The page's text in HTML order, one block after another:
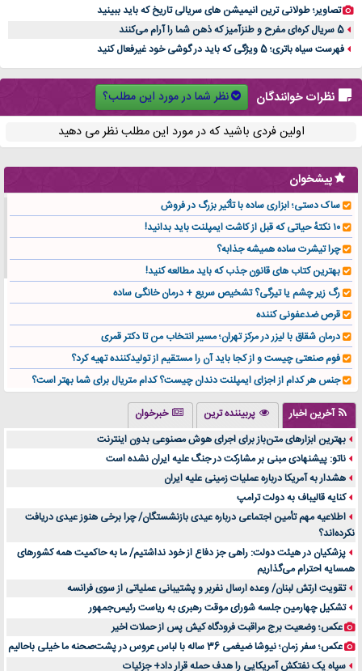
تصاویر؛ طولانی ترین انیمیشن های سریالی تاریخ که باید ببینید
5 سریال کره‌ای مفرح و طنزآمیز که ذهن شما را آرام می‌کنند
فهرست سیاه باتری؛ 5 ویژگی که باید در گوشی خود غیرفعال کنید
نظرات خوانندگان
نظر شما در مورد این مطلب؟
اولین فردی باشید که در مورد این مطلب نظر می دهید
پیشخوان
ساک دستی؛ ابزاری ساده با تأثیر بزرگ در فروش
۱۰ نکتهٔ حیاتی که قبل از کاشت ایمپلنت باید بدانید!
چرا تیشرت ساده همیشه جذابه؟
بهترین کتاب های قانون جذب که باید مطالعه کنید!
رگ زیر چشم یا تیرگی؟ تشخیص سریع + درمان خانگی ساده
قرص ضدعفونی کننده
درمان شقاق با لیزر در مرکز تهران؛ مسیر انتخاب من تا دکتر قمری
فوم صنعتی چیست و از کجا باید آن را مستقیم از تولیدکننده تهیه کرد؟
جنس هر کدام از اجزای ایمپلنت دندان چیست؟ کدام متریال برای شما بهتر است؟
تولید لیوان کاغذی یک کسب‌ و کار پر سود و رو‌ به‌ رشد در بازار ایران
درد زانو بعد از تمرین با تردمیل؟ شاید مشکل از این انتخاب باشد
آینده موسیقی هم‌اکنون در اینجاست
بهترین راه تبلیغات کلینیک زیبایی و افزایش مشتری کدام است؟
مقایسه قالب آسترا با وودمارت و فلت‌سام (فارسی)
خرید سمعک کارکرده یا دست دوم | نکات مهم قبل از تصمیم‌گیری
خرید و فروش قطعات سرور دست دوم در ماهان شبکه ایرانیان
اهمیت انتخاب بهترین وکیل در سعادت آباد برای پرونده‌های حساس و کلان
لیفتراک صفر؛ راهنمای جامع خرید، قیمت و فروش در ایران
راهنمای جامع بهترین کفش ورزشی برای دویدن و استفاده روزمره | بررسی ۱۲ مدل برتر
آخرین اخبار پربیننده ترین
خبرخوان
بهترین ابزارهای متن‌باز برای اجرای هوش مصنوعی بدون اینترنت
ناتو: پیشنهادی مبنی بر مشارکت در جنگ علیه ایران نشده است
هشدار به آمریکا درباره عملیات زمینی علیه ایران
کنایه قالیباف به دولت ترامپ
اطلاعیه مهم تأمین اجتماعی درباره عیدی بازنشستگان/ چرا برخی هنوز عیدی دریافت
نکرده‌اند؟
پزشکیان در هیئت دولت: راهی جز دفاع از خود نداشتیم/ ما به حاکمیت همه کشورهای
همسایه احترام می‌گذاریم
تقویت ارتش لبنان/ وعده ارسال نفربر و پشتیبانی عملیاتی از سوی فرانسه
تشکیل چهارمین جلسه شورای موقت رهبری به ریاست رئیس‌جمهور
عکس؛ وضعیت برج مراقبت فرودگاه کیش پس از حملات اخیر
عکس؛ سفر زمان؛ نیوشا ضیغمی 36 ساله با لباس عروس در پشت‌صحنه ما خیلی باحالیم
سپاه یک نفتکش آمریکایی را هدف حمله قرار داد+ جزئیات